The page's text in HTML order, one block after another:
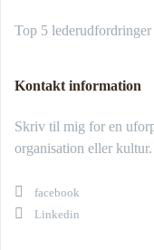
Top 5 lederudfordringer
Kontakt information
Skriv til mig for en
organisation eller kultur.
facebook
Linkedin